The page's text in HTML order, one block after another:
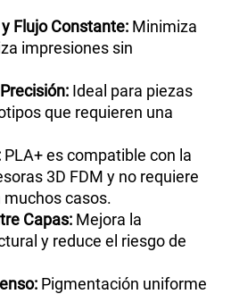
Flujo Constante: Minimiza
impresiones sin
Ideal para piezas
que requieren una
PLA+ es compatible con la
3D FDM y no requiere
casos.
Capas: Mejora la
y reduce el riesgo de
Pigmentación uniforme